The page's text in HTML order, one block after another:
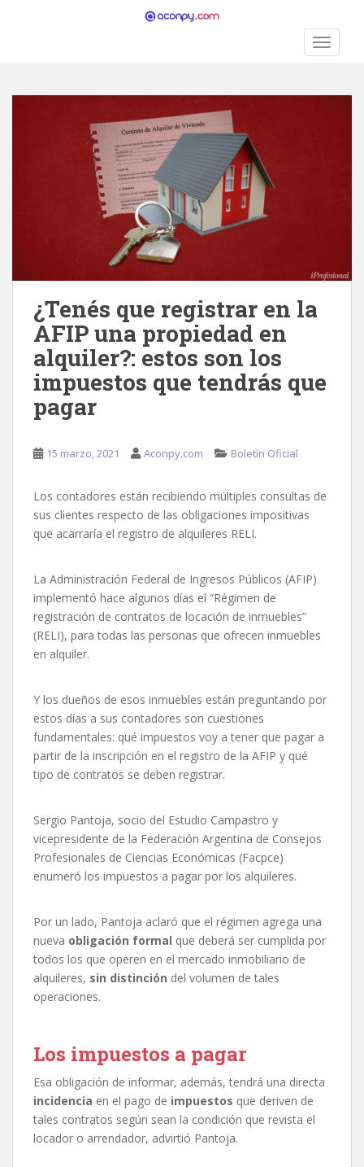
¿Tenés que registrar en la
AFIP una propiedad en
alquiler?: estos son los
impuestos que tendrás que
pagar
15 marzo, 2021 Aconpy.com Boletín Oficial
Los contadores están recibiendo múltiples consultas de
sus clientes respecto de las obligaciones impositivas
que acarraría el registro de alquileres RELI.
La Administración Federal de Ingresos Públicos (AFIP)
implementó hace algunos días el “Régimen de
registración de contratos de locación de inmuebles”
(RELI), para todas las personas que ofrecen inmuebles
en alquiler.
Y los dueños de esos inmuebles están preguntando por
estos días a sus contadores son cuestiones
fundamentales: qué impuestos voy a tener que pagar a
partir de la inscripción en el registro de la AFIP y qué
tipo de contratos se deben registrar.
Sergio Pantoja, socio del Estudio Campastro y
vicepresidente de la Federación Argentina de Consejos
Profesionales de Ciencias Económicas (Facpce)
enumeró los impuestos a pagar por los alquileres.
Por un lado, Pantoja aclaró que el régimen agrega una
nueva obligación formal que deberá ser cumplida por
todos los que operen en el mercado inmobiliario de
alquileres, sin distinción del volumen de tales
operaciones.
Los impuestos a pagar
Esa obligación de informar, además, tendrá una directa
incidencia en el pago de impuestos que deriven de
tales contratos según sean la condición que revista el
locador o arrendador, advirtió Pantoja.